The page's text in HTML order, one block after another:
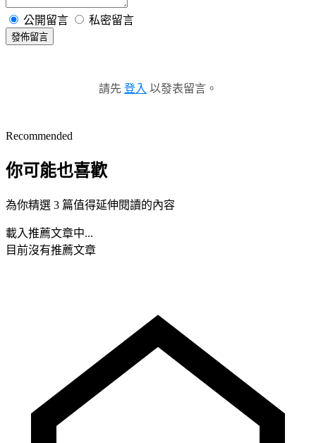
公開留言 私密留言
發佈留言
請先 登入 以發表留言。
Recommended
你可能也喜歡
為你精選 3 篇值得延伸閱讀的內容
載入推薦文章中...
目前沒有推薦文章